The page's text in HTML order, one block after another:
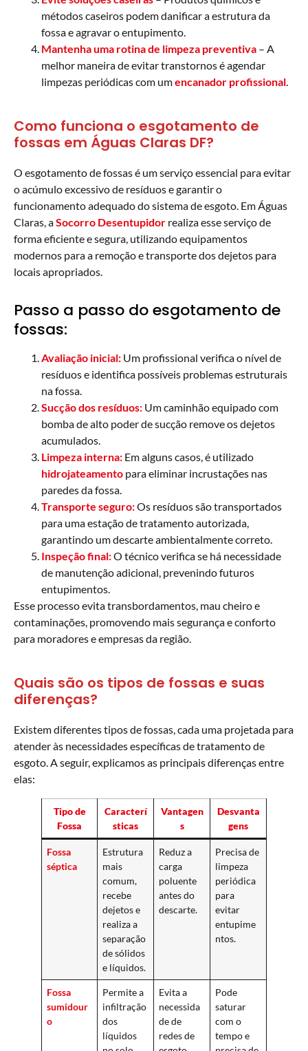
métodos caseiros podem danificar a estrutura da
fossa e agravar o entupimento.
Mantenha uma rotina de limpeza preventiva – A
melhor maneira de evitar transtornos é agendar
limpezas periódicas com umencanador profissional.
Como funciona o esgotamento de
fossas em Águas Claras DF?
O esgotamento de fossas é um serviço essencial para evitar
o acúmulo excessivo de resíduos e garantir o
funcionamento adequado do sistema de esgoto. Em Águas
Claras, aSocorro Desentupidor realiza esse serviço de
forma eficiente e segura, utilizando equipamentos
modernos para a remoção e transporte dos dejetos para
locais apropriados.
Passo a passo do esgotamento de
fossas:
Avaliação inicial: Um profissional verifica o nível de
resíduos e identifica possíveis problemas estruturais
na fossa.
Sucção dos resíduos: Um caminhão equipado com
bomba de alto poder de sucção remove os dejetos
acumulados.
Limpeza interna: Em alguns casos, é utilizado
hidrojateamento para eliminar incrustações nas
paredes da fossa.
Transporte seguro:Os resíduos são transportados
para uma estação de tratamento autorizada,
garantindo um descarte ambientalmente correto.
Inspeção final:O técnico verifica se há necessidade
de manutenção adicional, prevenindo futuros
entupimentos.
Esse processo evita transbordamentos, mau cheiro e
contaminações, promovendo mais segurança e conforto
para moradores e empresas da região.
Quais são os tipos de fossas e suas
diferenças?
Existem diferentes tipos de fossas, cada uma projetada para
atender às necessidades específicas de tratamento de
esgoto. A seguir, explicamos as principais diferenças entre
elas:
Tipo de
Fossa
Caracterí
sticas
Vantagen
s
Desvanta
gens
Fossa
séptica
Estrutura
mais
comum,
recebe
dejetos e
realiza a
separação
de sólidos
e líquidos.
Reduz a
carga
poluente
antes do
descarte.
Precisa de
limpeza
periódica
para
evitar
entupime
ntos.
Fossa
sumidour
o
Permite a
infiltração
dos
líquidos
Evita a
necessida
de de
redes de
Pode
saturar
com o
tempo e